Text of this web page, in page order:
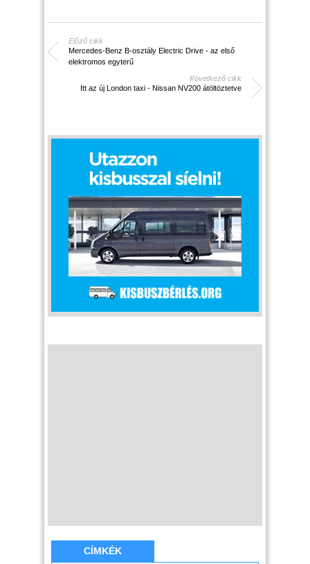
Előző cikk
Mercedes-Benz B-osztály Electric Drive - az első
elektromos egyterű
Következő cikk
Itt az új London taxi - Nissan NV200 átöltöztetve
CÍMKÉK